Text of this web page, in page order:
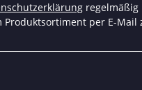
regelmäßig
per E-Mail